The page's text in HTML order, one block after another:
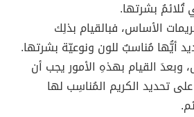
تُلائمُ بشرتها.
الأساس، فبالقيام بذلِك
أيُّها مُناسبٌ للون ونوعيّة بشرتها.
وبعدَ القيام بهذهِ الأمور يجب أن
تحديد الكريم المُناسِب لها